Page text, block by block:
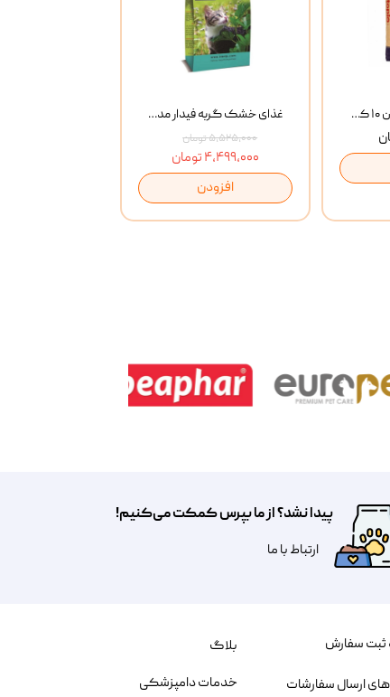
غذای خشک گربه فیدار مدل Adult وزن 10 کیلوگرم
۵,۵۲۵,۰۰۰ تومان
۴,۴۹۹,۰۰۰ تومان
افزودن
خاک گربه پتوپیا وزن ۱۰ کیلوگرم
پیدا نشد؟ از ما بپرس کمکت می‌کنیم!
​​​ارتباط با ما
ثبت سفارش
های ارسال سفارشات
بلاگ
خدمات دامپزشکی